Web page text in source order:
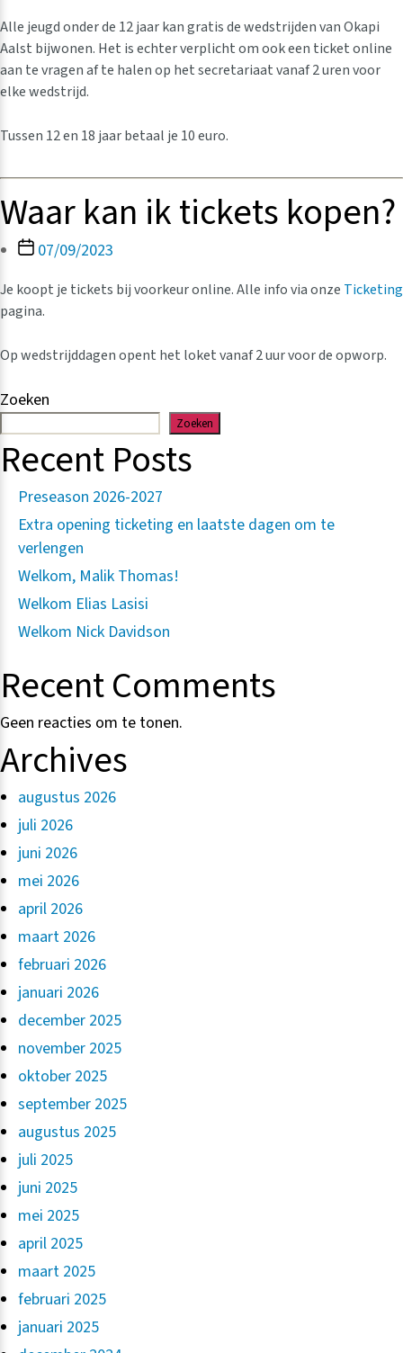
Alle jeugd onder de 12 jaar kan gratis de wedstrijden van Okapi
Aalst bijwonen. Het is echter verplicht om ook een ticket online
aan te vragen af te halen op het secretariaat vanaf 2 uren voor
elke wedstrijd.
Tussen 12 en 18 jaar betaal je 10 euro.
Waar kan ik tickets kopen?
Berichtdatum
07/09/2023
Je koopt je tickets bij voorkeur online. Alle info via onze Ticketing
pagina.
Op wedstrijddagen opent het loket vanaf 2 uur voor de opworp.
Zoeken
Zoeken
Recent Posts
Preseason 2026-2027
Extra opening ticketing en laatste dagen om te
verlengen
Welkom, Malik Thomas!
Welkom Elias Lasisi
Welkom Nick Davidson
Recent Comments
Geen reacties om te tonen.
Archives
augustus 2026
juli 2026
juni 2026
mei 2026
april 2026
maart 2026
februari 2026
januari 2026
december 2025
november 2025
oktober 2025
september 2025
augustus 2025
juli 2025
juni 2025
mei 2025
april 2025
maart 2025
februari 2025
januari 2025